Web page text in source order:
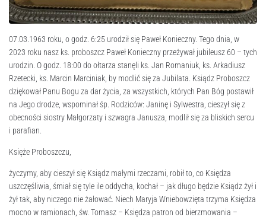
07.03.1963 roku, o godz. 6:25 urodził się Paweł Konieczny. Tego dnia, w
2023 roku nasz ks. proboszcz Paweł Konieczny przeżywał jubileusz 60 – tych
urodzin. O godz. 18:00 do ołtarza stanęli ks. Jan Romaniuk, ks. Arkadiusz
Rzetecki, ks. Marcin Marciniak, by modlić się za Jubilata. Ksiądz Proboszcz
dziękował Panu Bogu za dar życia, za wszystkich, których Pan Bóg postawił
na Jego drodze, wspominał śp. Rodziców: Janinę i Sylwestra, cieszył się z
obecności siostry Małgorzaty i szwagra Janusza, modlił się za bliskich sercu
i parafian.
Księże Proboszczu,
życzymy, aby cieszył się Ksiądz małymi rzeczami, robił to, co Księdza
uszczęśliwia, śmiał się tyle ile oddycha, kochał – jak długo będzie Ksiądz żył i
żył tak, aby niczego nie żałować. Niech Maryja Wniebowzięta trzyma Księdza
mocno w ramionach, św. Tomasz – Księdza patron od bierzmowania –